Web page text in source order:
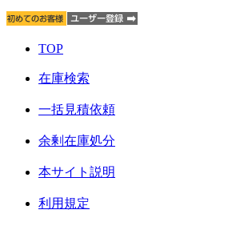
TOP
在庫検索
一括見積依頼
余剰在庫処分
本サイト説明
利用規定